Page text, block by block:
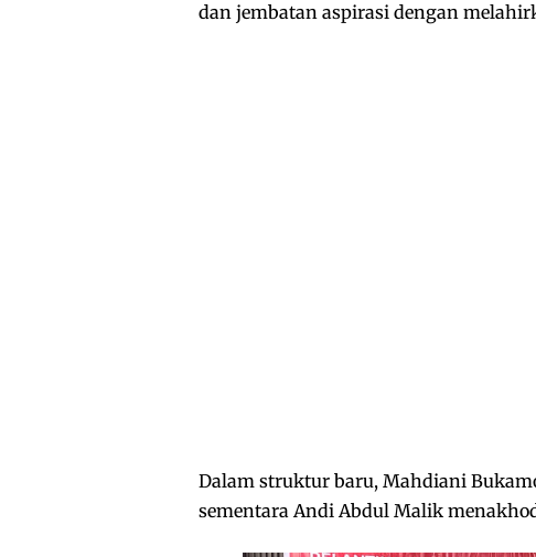
dan jembatan aspirasi dengan
Dalam struktur baru, Mahdiani
sementara Andi Abdul Malik